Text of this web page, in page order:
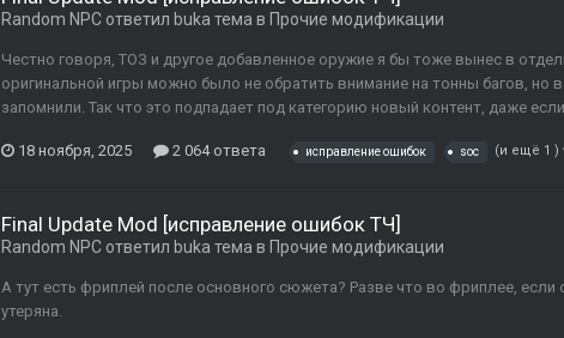
Random NPC ответил buka тема в Прочие модификации
Честно говоря, ТОЗ и другое добавленное оружие я бы тоже вынес в
оригинальной игры можно было не обратить внимание на тонны багов, но
запомнили. Так что это подпадает под категорию новый контент, даже
18 ноября, 2025 2 064 ответа исправление ошибок soc (и ещё 1 )
Final Update Mod [исправление ошибок ТЧ]
Random NPC ответил buka тема в Прочие модификации
А тут есть фриплей после основного сюжета? Разве что во фриплее, если
утеряна.